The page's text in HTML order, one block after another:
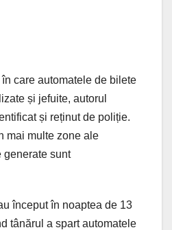
care automatele de bilete
și jefuite, autorul
și reținut de poliție.
mai multe zone ale
generate sunt
început în noaptea de 13
tânărul a spart automatele